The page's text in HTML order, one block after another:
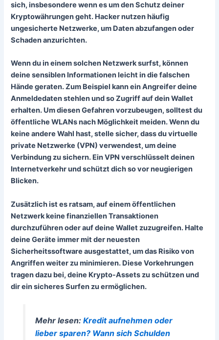
sich, insbesondere wenn es um den Schutz deiner
Kryptowährungen geht. Hacker nutzen häufig
ungesicherte Netzwerke, um Daten abzufangen oder
Schaden anzurichten.
Wenn du in einem solchen Netzwerk surfst, können
deine sensiblen Informationen leicht in die falschen
Hände geraten. Zum Beispiel kann ein Angreifer deine
Anmeldedaten stehlen und so Zugriff auf dein Wallet
erhalten. Um diesen Gefahren vorzubeugen, solltest du
öffentliche WLANs nach Möglichkeit meiden. Wenn du
keine andere Wahl hast, stelle sicher, dass du virtuelle
private Netzwerke (VPN) verwendest, um deine
Verbindung zu sichern. Ein VPN verschlüsselt deinen
Internetverkehr und schützt dich so vor neugierigen
Blicken.
Zusätzlich ist es ratsam, auf einem öffentlichen
Netzwerk keine finanziellen Transaktionen
durchzuführen oder auf deine Wallet zuzugreifen. Halte
deine Geräte immer mit der neuesten
Sicherheitssoftware ausgestattet, um das Risiko von
Angriffen weiter zu minimieren. Diese Vorkehrungen
tragen dazu bei, deine Krypto-Assets zu schützen und
dir ein sicheres Surfen zu ermöglichen.
Mehr lesen: Kredit aufnehmen oder
lieber sparen? Wann sich Schulden